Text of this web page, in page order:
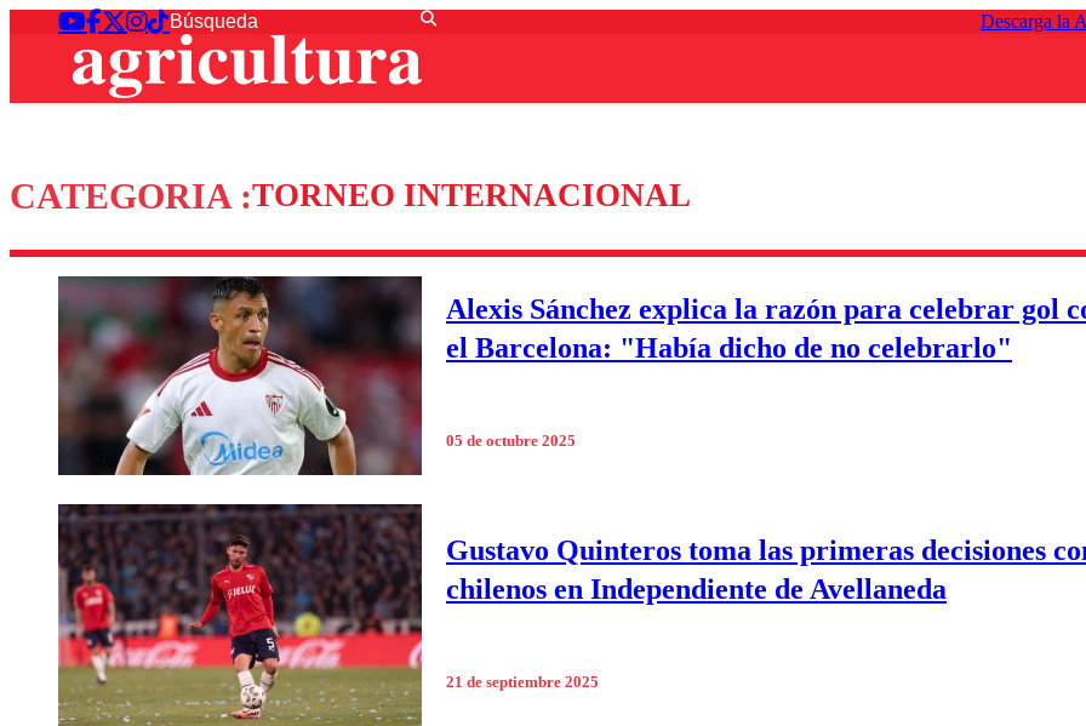
Descarga la
CATEGORIA :TORNEO INTERNACIONAL
Alexis Sánchez explica la razón para celebrar gol
el Barcelona: "Había dicho de no celebrarlo"
05 de octubre 2025
Gustavo Quinteros toma las primeras decisiones
chilenos en Independiente de Avellaneda
21 de septiembre 2025